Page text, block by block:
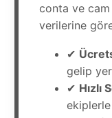
conta ve
verilerine
✔
gelip
✔ Hızlı
ekiplerle